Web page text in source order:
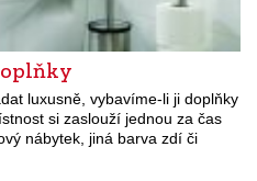
luxusně, vybavíme-li ji doplňky
si zaslouží jednou za čas
nábytek, jiná barva zdí či